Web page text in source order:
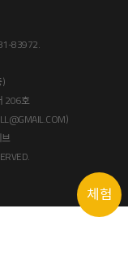
83972.
206호
체험